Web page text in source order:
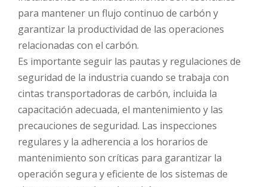
para mantener un flujo continuo de carbón y
garantizar la productividad de las operaciones
relacionadas con el carbón.
Es importante seguir las pautas y regulaciones de
seguridad de la industria cuando se trabaja con
cintas transportadoras de carbón, incluida la
capacitación adecuada, el mantenimiento y las
precauciones de seguridad. Las inspecciones
regulares y la adherencia a los horarios de
mantenimiento son críticas para garantizar la
operación segura y eficiente de los sistemas de